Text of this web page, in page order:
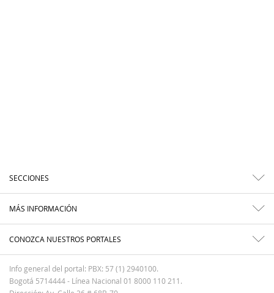
SECCIONES
MÁS INFORMACIÓN
CONOZCA NUESTROS PORTALES
Info general del portal: PBX: 57 (1) 2940100.
Bogotá 5714444 - Línea Nacional 01 8000 110 211.